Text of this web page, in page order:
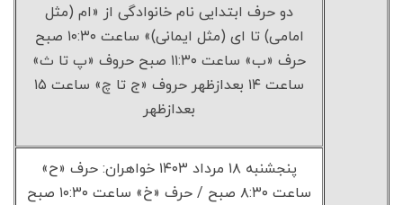
دو حرف ابتدایی نام خانوادگی از «ام (مثل
امامی) تا ای (مثل ایمانی)» ساعت ۱۰:۳۰ صبح
حرف «ب» ساعت ۱۱:۳۰ صبح حروف «پ تا ث»
ساعت ۱۴ بعدازظهر حروف «ج تا چ» ساعت ۱۵
بعدازظهر
پنجشنبه ۱۸ مرداد ۱۴۰۳ خواهران: حرف «ح»
ساعت ۸:۳۰ صبح / حرف «خ» ساعت ۱۰:۳۰ صبح